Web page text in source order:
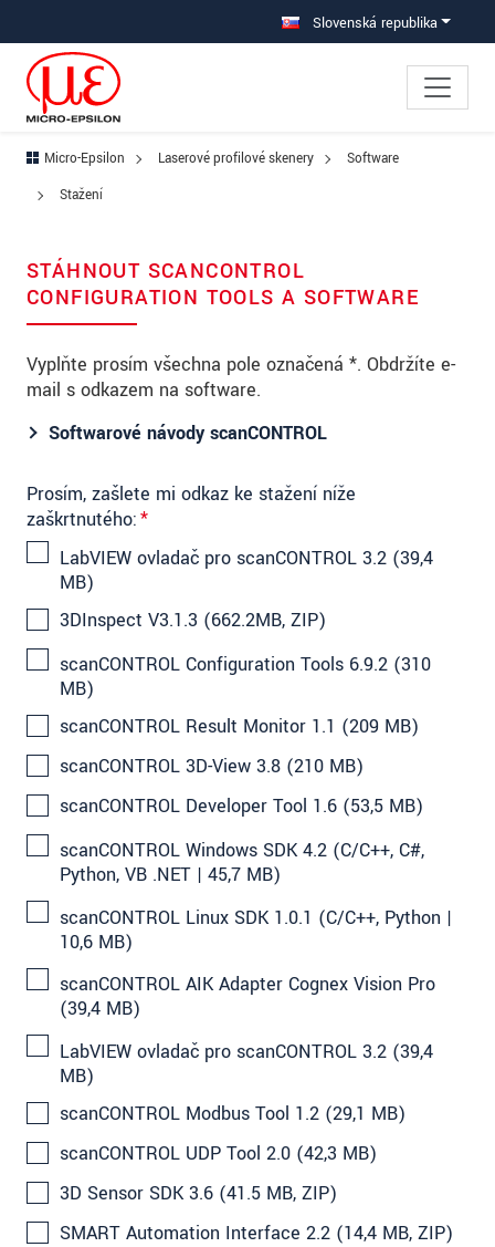
Prejdite priamo na hlavnú navigáciu Slovenská republika
Micro-Epsilon Laserové profilové skenery
Software
Stažení
STÁHNOUT SCANCONTROL
CONFIGURATION TOOLS A SOFTWARE
Vyplňte prosím všechna pole označená *. Obdržíte e-
mail s odkazem na software.
Softwarové návody scanCONTROL
Prosím, zašlete mi odkaz ke stažení níže
zaškrtnutého:*
LabVIEW ovladač pro scanCONTROL 3.2 (39,4
MB)
3DInspect V3.1.3 (662.2MB, ZIP)
scanCONTROL Configuration Tools 6.9.2 (310
MB)
scanCONTROL Result Monitor 1.1 (209 MB)
scanCONTROL 3D-View 3.8 (210 MB)
scanCONTROL Developer Tool 1.6 (53,5 MB)
scanCONTROL Windows SDK 4.2 (C/C++, C#,
Python, VB .NET | 45,7 MB)
scanCONTROL Linux SDK 1.0.1 (C/C++, Python |
10,6 MB)
scanCONTROL AIK Adapter Cognex Vision Pro
(39,4 MB)
LabVIEW ovladač pro scanCONTROL 3.2 (39,4
MB)
scanCONTROL Modbus Tool 1.2 (29,1 MB)
scanCONTROL UDP Tool 2.0 (42,3 MB)
3D Sensor SDK 3.6 (41.5 MB, ZIP)
SMART Automation Interface 2.2 (14,4 MB, ZIP)